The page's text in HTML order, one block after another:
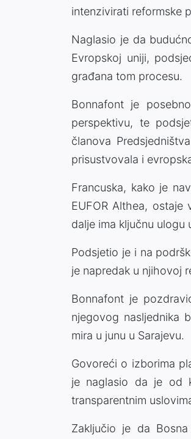
intenzivirati reformske
Naglasio je da
Evropskoj uniji,
građana tom procesu.
Bonnafont je
perspektivu, te
članova
prisustvovala i
Francuska, kako je
EUFOR Althea,
dalje ima ključnu ulogu
Podsjetio je i na
je napredak u njihovoj
Bonnafont je
njegovog nasljednika
mira u junu u Sarajevu.
Govoreći o izborima
je naglasio da je od
transparentnim
Zaključio je da